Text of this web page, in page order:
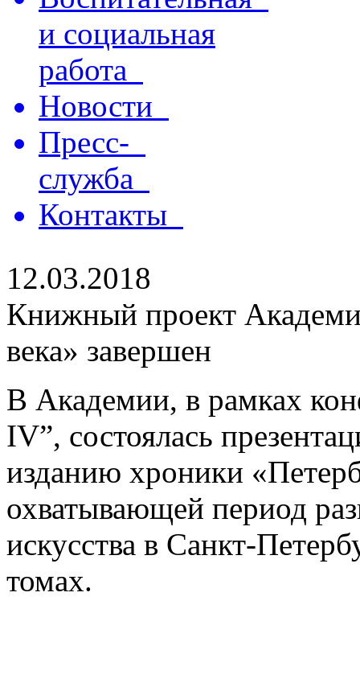
и социальная
работа
Новости
Пресс-
служба
Контакты
12.03.2018
Книжный проект
века» завершен
В Академии, в рамках
IV”, состоялась
изданию хроники
охватывающей период
искусства в Санкт-
томах.